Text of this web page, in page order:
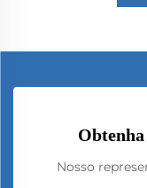
Nosso